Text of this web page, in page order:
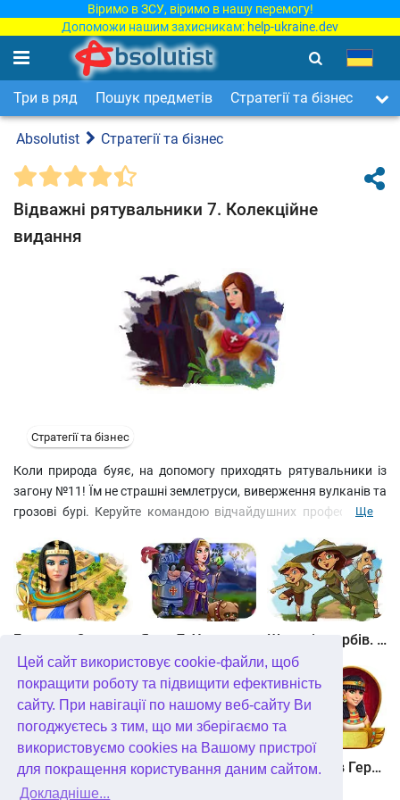
Цей сайт використовує cookie-файли, щоб
покращити роботу та підвищити ефективність
сайту. При навігації по нашому веб-сайту Ви
погоджуєтесь з тим, що ми зберігаємо та
використовуємо cookies на Вашому пристрої
для покращення користування даним сайтом.
Докладніше...
Віримо в ЗСУ, віримо в нашу перемогу!
Допоможи нашим захисникам: help-ukraine.dev
Три в ряд Пошук предметів Стратегії та бізнес
Absolutist Стратегії та бізнес
Відважні рятувальники 7. Колекційне
видання
Стратегії та бізнес
Коли природа буяє, на допомогу приходять рятувальники із
загону №11! Їм не страшні землетруси, виверження вулканів та
грозові бурі. Керуйте командою відчайдушних професіоналів
відновлювати електропостачання. У цій стратегії вам
доведеться протиставити людську кмітливість бездушної
стихії, допомагаючи команді виплутатися з 70 найскладніших
колотнеч. a>
Ще
Шукачі скарбів. Камінь душі
Шукачі скарбів. Сніжна королева. колекційне видання Алісія Квотермейн 3. Таємниця палаючого золота. колекційне видання 12 подвигів Геракла. Як я зустрів Мегару. колекційне видання